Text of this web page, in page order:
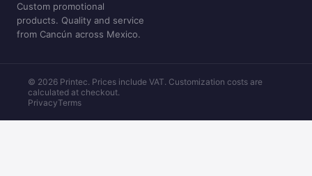
Custom promotional
products. Quality and service
from Cancún across Mexico.
© 2026 Printec. Prices include VAT. Customization costs are
calculated at checkout.
PrivacyTerms